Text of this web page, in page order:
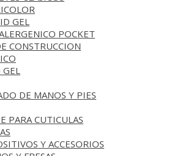
GEL
POCKET
CONSTRUCCION
GEL
DE MANOS Y PIES
PARA CUTICULAS
Y ACCESORIOS